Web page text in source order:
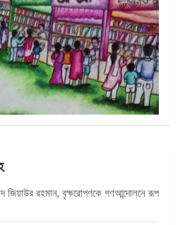
জিয়াউর রহমান, বৃক্ষরোপণকে গণআন্দোলনে রূপ